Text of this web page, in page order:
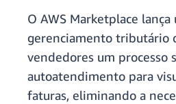
O AWS Marketplace
gerenciamento tributário
vendedores um processo
autoatendimento para
faturas, eliminando a